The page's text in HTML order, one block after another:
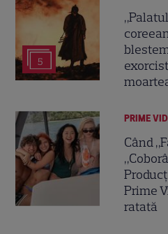
5
PRIME
Când
Prime
ratată